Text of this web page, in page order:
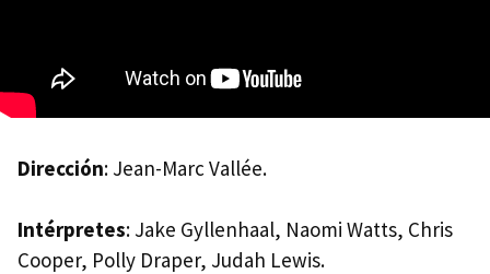
Dirección: Jean-Marc Vallée.
Intérpretes: Jake Gyllenhaal, Naomi Watts, Chris
Cooper, Polly Draper, Judah Lewis.